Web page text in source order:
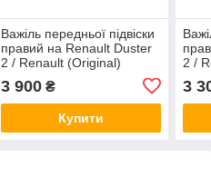
Важіль передньої підвіски
правий на Renault Duster
2 / Renault (Original)
3 900₴
Купити
2 /
3